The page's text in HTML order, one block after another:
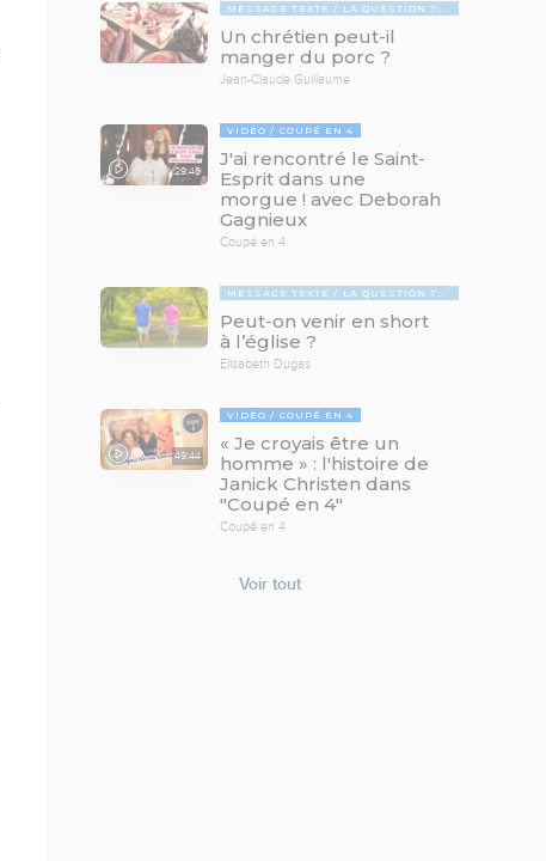
MESSAGE TEXTE LA QUESTION TABOUE
Un chrétien peut-il
manger du porc ?
Jean-Claude Guillaume
29:46
VIDÉO COUPÉ EN 4
J'ai rencontré le Saint-
Esprit dans une
morgue ! avec Deborah
Gagnieux
Coupé en 4
MESSAGE TEXTE LA QUESTION TABOUE
Peut-on venir en short
à l’église ?
Elisabeth Dugas
49:44
VIDÉO COUPÉ EN 4
« Je croyais être un
homme » : l'histoire de
Janick Christen dans
"Coupé en 4"
Coupé en 4
Voir tout